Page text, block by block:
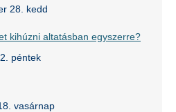
28. kedd
kihúzni altatásban egyszerre?
péntek
vasárnap